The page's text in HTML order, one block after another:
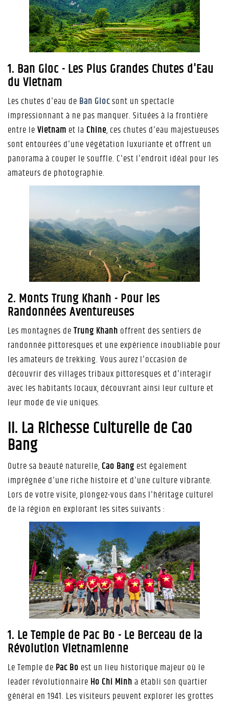
1. Ban Gioc - Les Plus Grandes Chutes d'Eau
du Vietnam
Les chutes d'eau de Ban Giocsont un spectacle
impressionnant à ne pas manquer. Situées à la frontière
entre leVietnam et la Chine, ces chutes d'eau majestueuses
sont entourées d'une végétation luxuriante et offrent un
panorama à couper le souffle. C'est l'endroit idéal pour les
amateurs de photographie.
2. Monts Trung Khanh - Pour les
Randonnées Aventureuses
Les montagnes deTrung Khanh offrent des sentiers de
randonnée pittoresques et une expérience inoubliable pour
les amateurs de trekking. Vous aurez l'occasion de
découvrir des villages tribaux pittoresques et d'interagir
avec les habitants locaux, découvrant ainsi leur culture et
leur mode de vie uniques.
II. La Richesse Culturelle de Cao
Bang
Outre sa beauté naturelle, Cao Bang est également
imprégnée d'une riche histoire et d'une culture vibrante.
Lors de votre visite, plongez-vous dans l'héritage culturel
de la région en explorant les sites suivants :
1. Le Temple de Pac Bo - Le Berceau de la
Révolution Vietnamienne
Le Temple de Pac Bo est un lieu historique majeur où le
leader révolutionnaire Ho Chi Minha établi son quartier
général en 1941. Les visiteurs peuvent explorer les grottes